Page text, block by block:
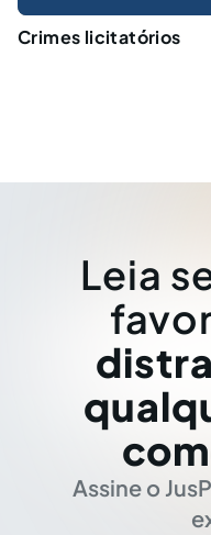
Crimes licitatórios
Leia
Assine o